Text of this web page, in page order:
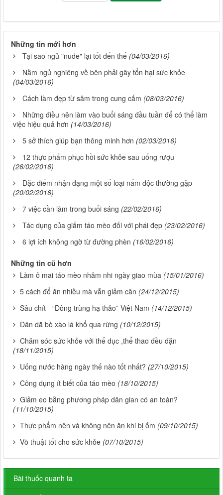
Những tin mới hơn
Tại sao ngủ "nude" lại tốt đến thế (04/03/2016)
Nằm ngủ nghiêng về bên phải gây tổn hại sức khỏe
(04/03/2016)
Cách làm đẹp từ sâm trong cung cấm (08/03/2016)
Những điều nên làm vào buổi sáng đầu tuần để có thể làm
việc hiệu quả hơn (14/03/2016)
5 sở thích giúp bạn thông minh hơn (02/03/2016)
12 thực phẩm phục hồi sức khỏe sau uống rượu
(26/02/2016)
Đặc điểm nhận dạng một số loại nấm độc thường gặp
(20/02/2016)
7 việc cần làm trong buổi sáng (22/02/2016)
Tác dụng của giấm táo mèo đối với phái đẹp (23/02/2016)
6 lợi ích không ngờ từ đường phèn (16/02/2016)
Những tin cũ hơn
Làm ô mai táo mèo nhâm nhi ngày giao mùa (15/01/2016)
5 cách để ăn nhiều mà vẫn giảm cân (24/12/2015)
Sâu chít - “Đông trùng hạ thảo” Việt Nam (14/12/2015)
Dân dã bò xào lá khổ qua rừng (10/12/2015)
Chăm sóc sức khỏe với thể dục ,thể thao đều đặn
(18/11/2015)
Uống nước hàng ngày thế nào tốt nhất? (27/10/2015)
Công dụng ít biết của táo mèo (18/10/2015)
Giảm eo bằng phương pháp dân gian có an toàn?
(11/10/2015)
Thực phẩm nên và không nên ăn khi bị ốm (09/10/2015)
Võ thuật tốt cho sức khỏe (07/10/2015)
Bài thuốc quanh ta